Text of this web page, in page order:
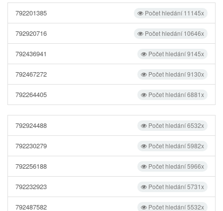
Počet hledání 11145x
792201385
Počet hledání 10646x
792920716
Počet hledání 9145x
792436941
Počet hledání 9130x
792467272
Počet hledání 6881x
792264405
Počet hledání 6532x
792924488
Počet hledání 5982x
792230279
Počet hledání 5966x
792256188
Počet hledání 5731x
792232923
Počet hledání 5532x
792487582